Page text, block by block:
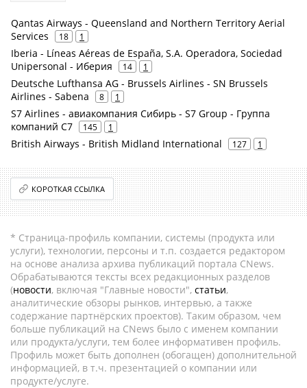
Qantas Airways - Queensland and Northern Territory Aerial
Services
18 1
Iberia - Líneas Aéreas de España, S.A. Operadora, Sociedad
Unipersonal - Иберия
14 1
Deutsche Lufthansa AG - Brussels Airlines - SN Brussels
Airlines - Sabena
8 1
S7 Airlines - авиакомпания Сибирь - S7 Group - Группа
компаний С7
145 1
British Airways - British Midland International 127 1
КОРОТКАЯ ССЫЛКА
* Страница-профиль компании, системы (продукта или
услуги), технологии, персоны и т.п. создается редактором
на основе анализа архива публикаций портала CNews.
Обрабатываются тексты всех редакционных разделов
(новости, включая "Главные новости", статьи,
аналитические обзоры рынков, интервью, а также
содержание партнёрских проектов). Таким образом, чем
больше публикаций на CNews было с именем компании
или продукта/услуги, тем более информативен профиль.
Профиль может быть дополнен (обогащен) дополнительной
информацией, в т.ч. презентацией о компании или
продукте/услуге.